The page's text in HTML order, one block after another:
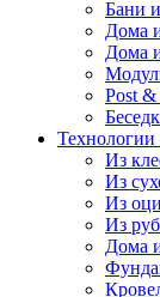
Бани
Дома
Дома
Post &
Технологии
Из
Из
Из
Из
Дома